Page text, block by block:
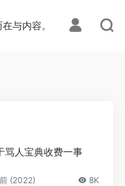
与内容。
骂人宝典收费一事
(2022) 8K